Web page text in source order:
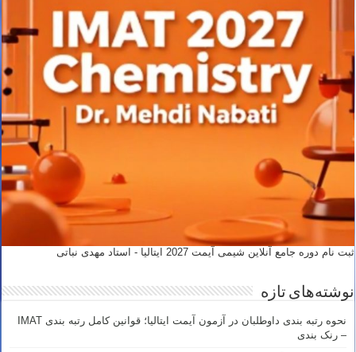
ثبت نام دوره جامع آنلاین شیمی آیمت 2027 ایتالیا - استاد مهدی نباتی
نوشته‌های تازه
نحوه رتبه بندی داوطلبان در آزمون آیمت ایتالیا؛ قوانین کامل رتبه بندی IMAT
– رنک بندی